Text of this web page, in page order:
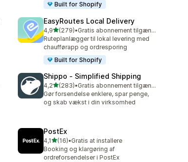
Built for Shopify
EasyRoutes Local Delivery
4,9ud af 5 stjerner
(279)
279 anmeldelser i alt
•
Gratis abonnement tilgængeligt
Ruteplanlægger til lokal levering med
chaufførapp og ordresporing
Built for Shopify
Shippo ‑ Simplified Shipping
4,2ud af 5 stjerner
(283)
283 anmeldelser i alt
•
Gratis abonnement tilgængeligt
Gør forsendelse enklere, spar penge,
og skab vækst i din virksomhed
PostEx
4,1ud af 5 stjerner
(16)
16 anmeldelser i alt
•Gratis at installere
Booking og klargøring af
ordreforsendelser i PostEx